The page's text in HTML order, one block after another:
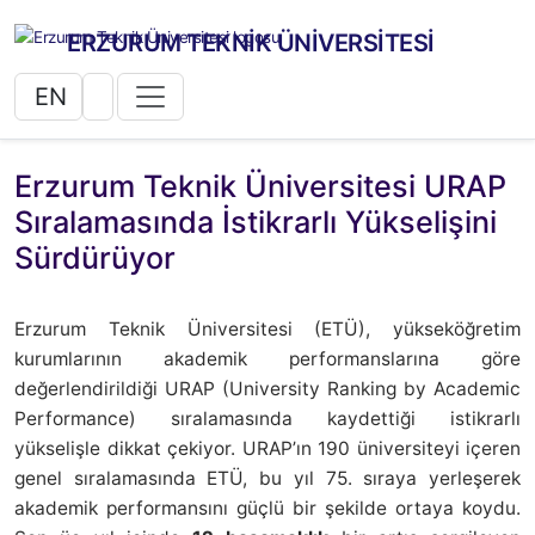
ERZURUM TEKNİK ÜNİVERSİTESİ
EN
Erzurum Teknik Üniversitesi URAP
Sıralamasında İstikrarlı Yükselişini
Sürdürüyor
Erzurum Teknik Üniversitesi (ETÜ), yükseköğretim
kurumlarının akademik performanslarına göre
değerlendirildiği URAP (University Ranking by Academic
Performance) sıralamasında kaydettiği istikrarlı
yükselişle dikkat çekiyor. URAP’ın 190 üniversiteyi içeren
genel sıralamasında ETÜ, bu yıl 75. sıraya yerleşerek
akademik performansını güçlü bir şekilde ortaya koydu.